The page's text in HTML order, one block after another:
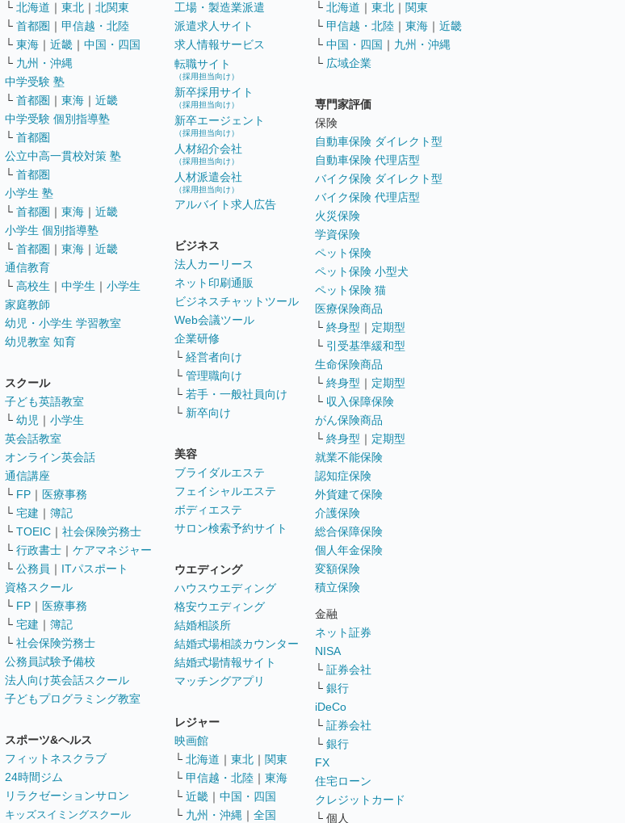
└ 北海道 ｜ 東北 ｜ 北関東
└ 首都圏 ｜ 甲信越・北陸
└ 東海 ｜ 近畿 ｜ 中国・四国
└ 九州・沖縄
中学受験 塾
└ 首都圏 ｜ 東海 ｜ 近畿
中学受験 個別指導塾
└ 首都圏
公立中高一貫校対策 塾
└ 首都圏
小学生 塾
└ 首都圏 ｜ 東海 ｜ 近畿
小学生 個別指導塾
└ 首都圏 ｜ 東海 ｜ 近畿
通信教育
└ 高校生 ｜ 中学生 ｜ 小学生
家庭教師
幼児・小学生 学習教室
幼児教室 知育
スクール
子ども英語教室
└ 幼児 ｜ 小学生
英会話教室
オンライン英会話
通信講座
└ FP ｜ 医療事務
└ 宅建 ｜ 簿記
└ TOEIC ｜ 社会保険労務士
└ 行政書士 ｜ ケアマネジャー
└ 公務員 ｜ ITパスポート
資格スクール
└ FP ｜ 医療事務
└ 宅建 ｜ 簿記
└ 社会保険労務士
公務員試験予備校
法人向け英会話スクール
子どもプログラミング教室
スポーツ&ヘルス
フィットネスクラブ
24時間ジム
リラクゼーションサロン
キッズスイミングスクール
工場・製造業派遣
派遣求人サイト
求人情報サービス
転職サイト
（採用担当向け）
新卒採用サイト
（採用担当向け）
新卒エージェント
（採用担当向け）
人材紹介会社
（採用担当向け）
人材派遣会社
（採用担当向け）
アルバイト求人広告
ビジネス
法人カーリース
ネット印刷通販
ビジネスチャットツール
Web会議ツール
企業研修
└ 経営者向け
└ 管理職向け
└ 若手・一般社員向け
└ 新卒向け
美容
ブライダルエステ
フェイシャルエステ
ボディエステ
サロン検索予約サイト
ウエディング
ハウスウエディング
格安ウエディング
結婚相談所
結婚式場相談カウンター
結婚式場情報サイト
マッチングアプリ
レジャー
映画館
└ 北海道 ｜ 東北 ｜ 関東
└ 甲信越・北陸 ｜ 東海
└ 近畿 ｜ 中国・四国
└ 九州・沖縄 ｜ 全国
└ 北海道 ｜ 東北 ｜ 関東
└ 甲信越・北陸 ｜ 東海 ｜ 近畿
└ 中国・四国 ｜ 九州・沖縄
└ 広域企業
専門家評価
保険
自動車保険 ダイレクト型
自動車保険 代理店型
バイク保険 ダイレクト型
バイク保険 代理店型
火災保険
学資保険
ペット保険
ペット保険 小型犬
ペット保険 猫
医療保険商品
└ 終身型 ｜ 定期型
└ 引受基準緩和型
生命保険商品
└ 終身型 ｜ 定期型
└ 収入保障保険
がん保険商品
└ 終身型 ｜ 定期型
就業不能保険
認知症保険
外貨建て保険
介護保険
総合保障保険
個人年金保険
変額保険
積立保険
金融
ネット証券
NISA
└ 証券会社
└ 銀行
iDeCo
└ 証券会社
└ 銀行
FX
住宅ローン
クレジットカード
└ 個人